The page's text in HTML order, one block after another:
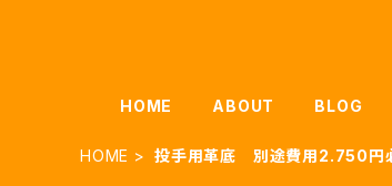
HOME ABOUT BLOG
HOME 投手用革底 別途費用2.750円